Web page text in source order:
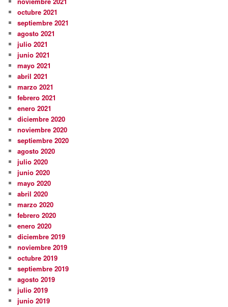
octubre 2021
septiembre 2021
agosto 2021
julio 2021
junio 2021
mayo 2021
abril 2021
marzo 2021
febrero 2021
enero 2021
diciembre 2020
noviembre 2020
septiembre 2020
agosto 2020
julio 2020
junio 2020
mayo 2020
abril 2020
marzo 2020
febrero 2020
enero 2020
diciembre 2019
noviembre 2019
octubre 2019
septiembre 2019
agosto 2019
julio 2019
junio 2019